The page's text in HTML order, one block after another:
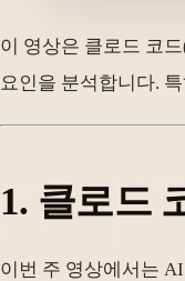
이 영상은 클로드 코
요인을 분석합니다.
1. 클로드
이번 주 영상에서는